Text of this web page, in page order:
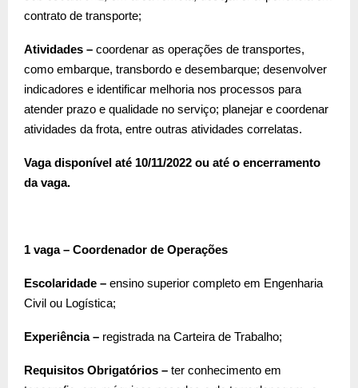
contrato de transporte;
Atividades – coordenar as operações de transportes,
como embarque, transbordo e desembarque; desenvolver
indicadores e identificar melhoria nos processos para
atender prazo e qualidade no serviço; planejar e coordenar
atividades da frota, entre outras atividades correlatas.
Vaga disponível até 10/11/2022 ou até o encerramento
da vaga.
1 vaga – Coordenador de Operações
Escolaridade – ensino superior completo em Engenharia
Civil ou Logística;
Experiência – registrada na Carteira de Trabalho;
Requisitos Obrigatórios – ter conhecimento em